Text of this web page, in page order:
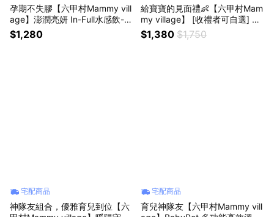
孕期不失膠【六甲村Mammy vill
age】澎潤亮妍 In-Full水感飲-膠
原蛋白+珍珠燕窩 (24入/組)｜心
意提袋+暖心小卡 營養補給 氣色
$1,280
給寶寶的見面禮👶【六甲村Mam
my village】 [收禮者可自選] 彌
月大禮包．純淨溫柔守護｜新生
兒 彌月禮 滿月禮 月子中心 探訪
$1,380 $1,750
宅配商品
神隊友組合，優雅育兒到位【六
宅配商品
育兒神隊友【六甲村Mammy vill